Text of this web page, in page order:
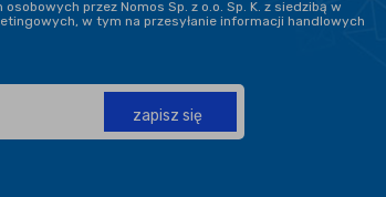
Udostępnij
przez Nomos Sp. z o.o. Sp. K. z siedzibą w
w tym na przesyłanie informacji handlowych
zapisz się